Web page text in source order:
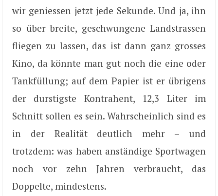
wir geniessen jetzt jede Sekunde. Und ja, ihn
so über breite, geschwungene Landstrassen
fliegen zu lassen, das ist dann ganz grosses
Kino, da könnte man gut noch die eine oder
Tankfüllung; auf dem Papier ist er übrigens
der durstigste Kontrahent, 12,3 Liter im
Schnitt sollen es sein. Wahrscheinlich sind es
in der Realität deutlich mehr – und
trotzdem: was haben anständige Sportwagen
noch vor zehn Jahren verbraucht, das
Doppelte, mindestens.